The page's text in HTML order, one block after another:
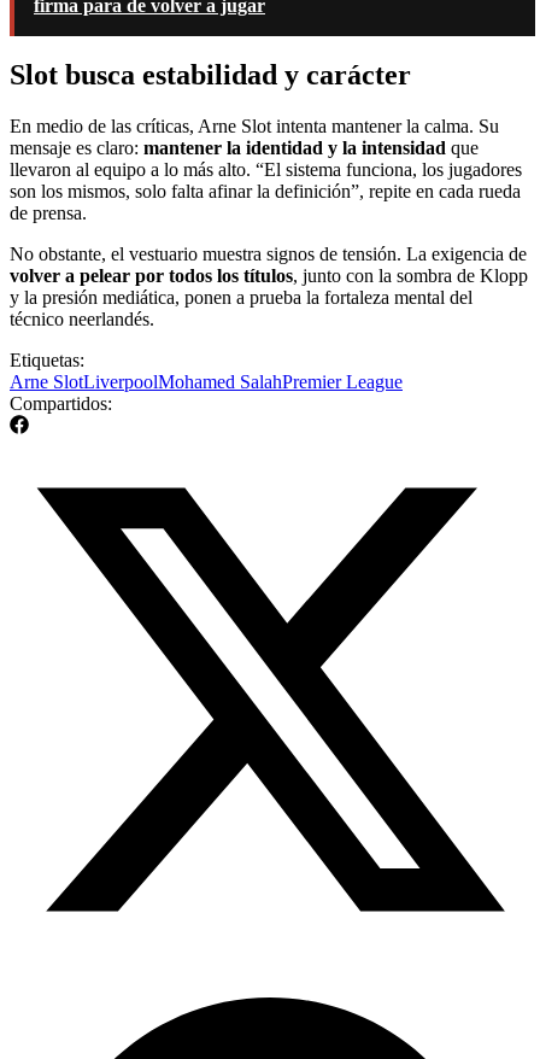
firma para de volver a jugar
Slot busca estabilidad y carácter
En medio de las críticas, Arne Slot intenta mantener la calma. Su
mensaje es claro: mantener la identidad y la intensidad que
llevaron al equipo a lo más alto. “El sistema funciona, los jugadores
son los mismos, solo falta afinar la definición”, repite en cada rueda
de prensa.
No obstante, el vestuario muestra signos de tensión. La exigencia de
volver a pelear por todos los títulos, junto con la sombra de Klopp
y la presión mediática, ponen a prueba la fortaleza mental del
técnico neerlandés.
Etiquetas:
Arne SlotLiverpoolMohamed SalahPremier League
Compartidos: